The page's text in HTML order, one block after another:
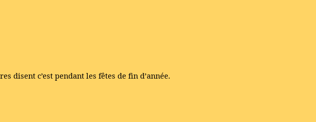
disent c’est pendant les fêtes de fin d’année.